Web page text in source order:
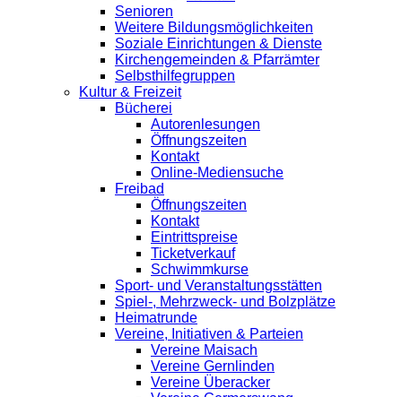
Senioren
Weitere Bildungsmöglichkeiten
Soziale Einrichtungen & Dienste
Kirchengemeinden & Pfarrämter
Selbsthilfegruppen
Kultur & Freizeit
Bücherei
Autorenlesungen
Öffnungszeiten
Kontakt
Online-Mediensuche
Freibad
Öffnungszeiten
Kontakt
Eintrittspreise
Ticketverkauf
Schwimmkurse
Sport- und Veranstaltungsstätten
Spiel-, Mehrzweck- und Bolzplätze
Heimatrunde
Vereine, Initiativen & Parteien
Vereine Maisach
Vereine Gernlinden
Vereine Überacker